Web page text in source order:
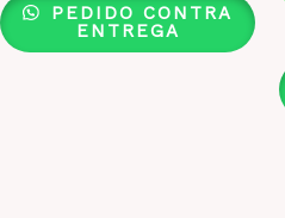
PEDIDO CONTRA
ENTREGA